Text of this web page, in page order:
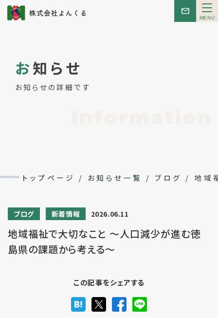
メ
ニ
会社概要
フロア予約
お知らせ
お知らせの詳細です
トップページ / お知らせ一覧 / ブログ / 地域
ブログ 新着情報 2026.06.11
地域福祉で大切なこと ～人口減少が進む徳
島県の課題から考える～
この記事をシェアする